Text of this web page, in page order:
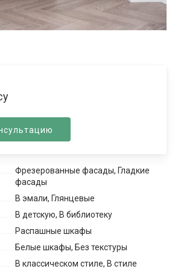
Фрезерованные фасады, Гладкие
фасады
В эмали, Глянцевые
В детскую, В библиотеку
Распашные шкафы
Белые шкафы, Без текстуры
В классическом стиле, В стиле